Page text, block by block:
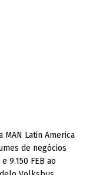
MAN Latin America
de negócios
9.150 FEB ao